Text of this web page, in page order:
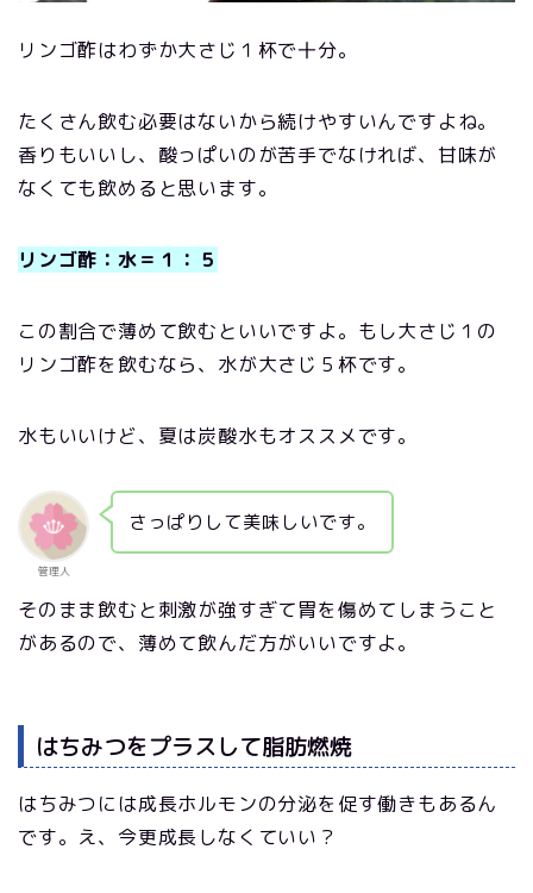
リンゴ酢はわずか大さじ１杯で十分。
たくさん飲む必要はないから続けやすいんですよね。
香りもいいし、酸っぱいのが苦手でなければ、甘味が
なくても飲めると思います。
リンゴ酢：水＝１：５
この割合で薄めて飲むといいですよ。もし大さじ１の
リンゴ酢を飲むなら、水が大さじ５杯です。
水もいいけど、夏は炭酸水もオススメです。
管理人
さっぱりして美味しいです。
そのまま飲むと刺激が強すぎて胃を傷めてしまうこと
があるので、薄めて飲んだ方がいいですよ。
はちみつをプラスして脂肪燃焼
はちみつには成長ホルモンの分泌を促す働きもあるん
です。え、今更成長しなくていい？